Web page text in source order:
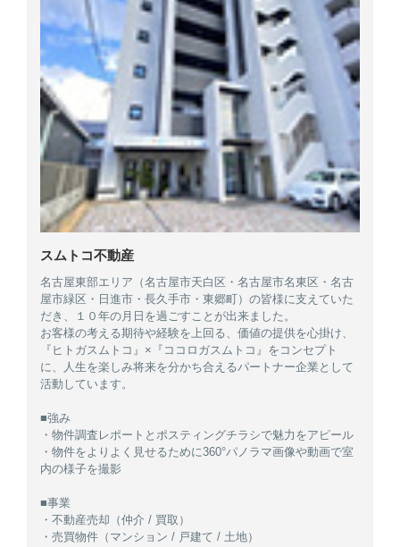
スムトコ不動産
名古屋東部エリア（名古屋市天白区・名古屋市名東区・名古
屋市緑区・日進市・長久手市・東郷町）の皆様に支えていた
だき、１０年の月日を過ごすことが出来ました。
お客様の考える期待や経験を上回る、価値の提供を心掛け、
『ヒトガスムトコ』×『ココロガスムトコ』をコンセプト
に、人生を楽しみ将来を分かち合えるパートナー企業として
活動しています。
■強み
・物件調査レポートとポスティングチラシで魅力をアピール
・物件をよりよく見せるために360°パノラマ画像や動画で室
内の様子を撮影
■事業
・不動産売却（仲介 / 買取）
・売買物件（マンション / 戸建て / 土地）